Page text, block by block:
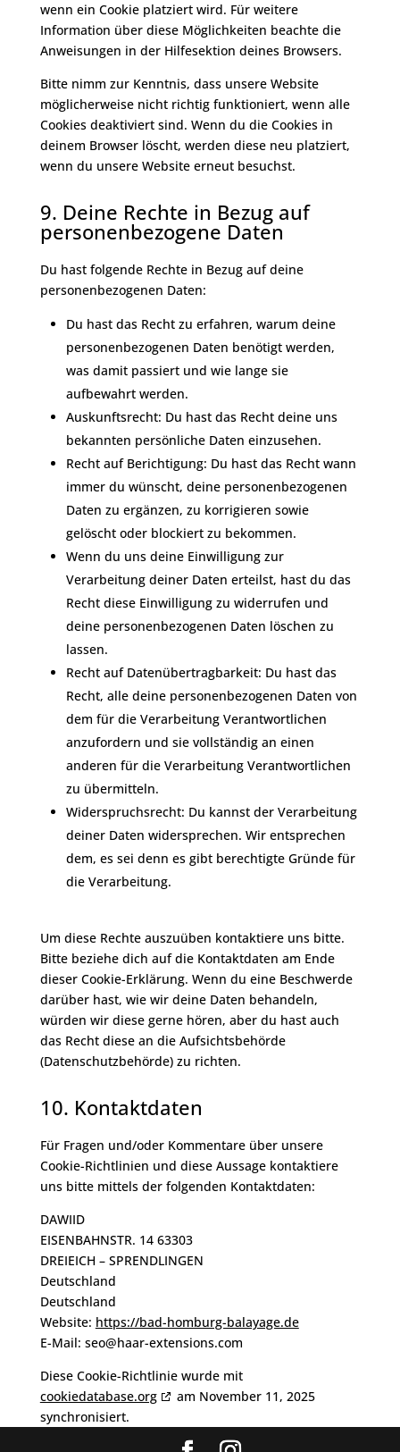
wenn ein Cookie platziert wird. Für weitere
Information über diese Möglichkeiten beachte die
Anweisungen in der Hilfesektion deines Browsers.
Bitte nimm zur Kenntnis, dass unsere Website
möglicherweise nicht richtig funktioniert, wenn alle
Cookies deaktiviert sind. Wenn du die Cookies in
deinem Browser löscht, werden diese neu platziert,
wenn du unsere Website erneut besuchst.
9. Deine Rechte in Bezug auf
personenbezogene Daten
Du hast folgende Rechte in Bezug auf deine
personenbezogenen Daten:
Du hast das Recht zu erfahren, warum deine
personenbezogenen Daten benötigt werden,
was damit passiert und wie lange sie
aufbewahrt werden.
Auskunftsrecht: Du hast das Recht deine uns
bekannten persönliche Daten einzusehen.
Recht auf Berichtigung: Du hast das Recht wann
immer du wünscht, deine personenbezogenen
Daten zu ergänzen, zu korrigieren sowie
gelöscht oder blockiert zu bekommen.
Wenn du uns deine Einwilligung zur
Verarbeitung deiner Daten erteilst, hast du das
Recht diese Einwilligung zu widerrufen und
deine personenbezogenen Daten löschen zu
lassen.
Recht auf Datenübertragbarkeit: Du hast das
Recht, alle deine personenbezogenen Daten von
dem für die Verarbeitung Verantwortlichen
anzufordern und sie vollständig an einen
anderen für die Verarbeitung Verantwortlichen
zu übermitteln.
Widerspruchsrecht: Du kannst der Verarbeitung
deiner Daten widersprechen. Wir entsprechen
dem, es sei denn es gibt berechtigte Gründe für
die Verarbeitung.
Um diese Rechte auszuüben kontaktiere uns bitte.
Bitte beziehe dich auf die Kontaktdaten am Ende
dieser Cookie-Erklärung. Wenn du eine Beschwerde
darüber hast, wie wir deine Daten behandeln,
würden wir diese gerne hören, aber du hast auch
das Recht diese an die Aufsichtsbehörde
(Datenschutzbehörde) zu richten.
10. Kontaktdaten
Für Fragen und/oder Kommentare über unsere
Cookie-Richtlinien und diese Aussage kontaktiere
uns bitte mittels der folgenden Kontaktdaten:
DAWIID
EISENBAHNSTR. 14 63303
DREIEICH – SPRENDLINGEN
Deutschland
Deutschland
Website: https://bad-homburg-balayage.de
E-Mail: seo@haar-extensions.com
Diese Cookie-Richtlinie wurde mit
cookiedatabase.org
am November 11, 2025
synchronisiert.